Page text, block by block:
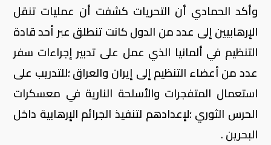
وأكد الحمادي أن التحريات كشفت أن عمليات تنقل
الإرهابيين إلى عدد من الدول كانت تنطلق عبر أحد قادة
التنظيم في ألمانيا الذي عمل على تدبير إجراءات سفر
عدد من أعضاء التنظيم إلى إيران والعراق ؛للتدريب على
استعمال المتفجرات والأسلحة النارية في معسكرات
الحرس الثوري ؛لإعدادهم لتنفيذ الجرائم الإرهابية داخل
البحرين .